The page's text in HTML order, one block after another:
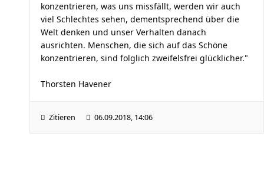
konzentrieren, was uns missfällt, werden wir auch
viel Schlechtes sehen, dementsprechend über die
Welt denken und unser Verhalten danach
ausrichten. Menschen, die sich auf das Schöne
konzentrieren, sind folglich zweifelsfrei glücklicher."
Thorsten Havener
Zitieren 06.09.2018, 14:06